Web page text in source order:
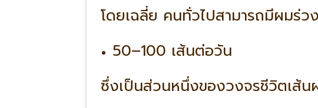
โดยเฉลี่ย คนทั่วไปสามารถมีผมร่ว
50–100 เส้นต่อวัน
ซึ่งเป็นส่วนหนึ่งของวงจรชีวิตเส้น